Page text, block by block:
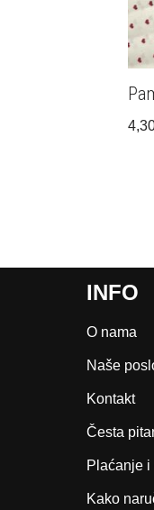
INFO
O nama
Naše
Kontakt
Česta
Plaćanje i
Kako